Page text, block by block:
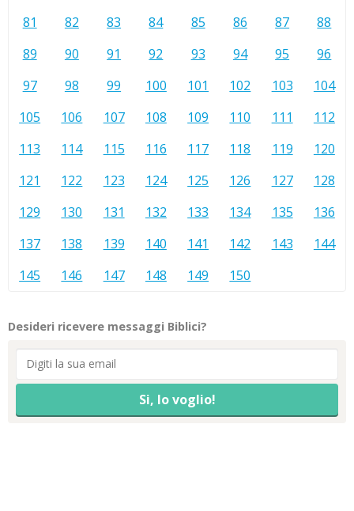
81
82 83 84 85 86 87
88
89
90 91 92 93 94 95
96
97
98 99 100 101 102 103
104
105
106 107 108 109 110 111
112
113
114 115 116 117 118 119
120
121
122 123 124 125 126 127
128
129
130 131 132 133 134 135
136
137
138 139 140 141 142 143
144
145
146 147 148 149 150
Desideri ricevere messaggi Biblici?